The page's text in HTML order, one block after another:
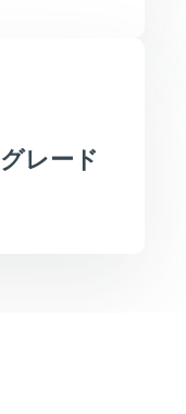
レード